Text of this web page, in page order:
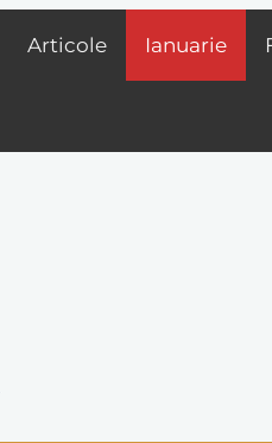
Articole Ianuarie